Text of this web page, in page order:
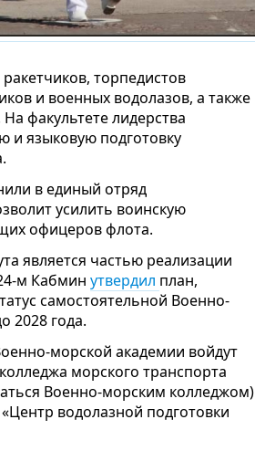
торпедистов
и военных водолазов, а также
факультете лидерства
и языковую подготовку
в единый отряд
усилить воинскую
офицеров флота.
является частью реализации
м Кабмин утвердил план,
самостоятельной Военно-
2028 года.
морской академии войдут
морского транспорта
Военно-морским колледжом)
водолазной подготовки